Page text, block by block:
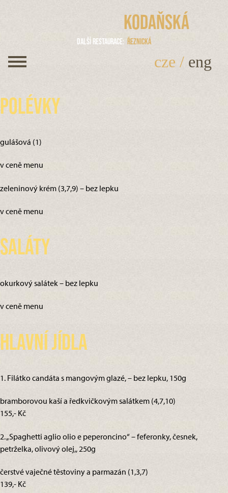
Kodaňská
Další restaurace Řeznická
cze / eng
Polévky
gulášová (1)
v ceně menu
zeleninový krém (3,7,9) – bez lepku
v ceně menu
Saláty
okurkový salátek – bez lepku
v ceně menu
Hlavní jídla
1. Filátko candáta s mangovým glazé, – bez lepku, 150g
bramborovou kaší a ředkvičkovým salátkem (4,7,10)
155,- Kč
2. „Spaghetti aglio olio e peperoncino“ – feferonky, česnek,
petrželka, olivový olej,, 250g
čerstvé vaječné těstoviny a parmazán (1,3,7)
139,- Kč